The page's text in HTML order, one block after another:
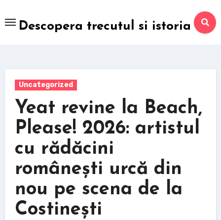
to
Descopera trecutul si istoria
Uncategorized
Yeat revine la Beach,
Please! 2026: artistul
cu rădăcini
românești urcă din
nou pe scena de la
Costinești